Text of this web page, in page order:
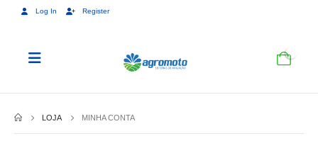
Log In Register
LOJA MINHA CONTA